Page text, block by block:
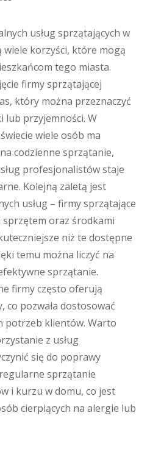
usług sprzątających w
wiele korzyści, które mogą
tego miasta.
firmy sprzątającej
który można przeznaczyć
lub przyjemności. W
wiele osób ma
codzienne sprzątanie,
profesjonalistów staje
Kolejną zaletą jest
usług – firmy sprzątające
oraz środkami
niż te dostępne
temu można liczyć na
sprzątanie.
firmy często oferują
co pozwala dostosować
potrzeb klientów. Warto
z usług
się do poprawy
sprzątanie
i kurzu w domu, co jest
cierpiących na alergie lub